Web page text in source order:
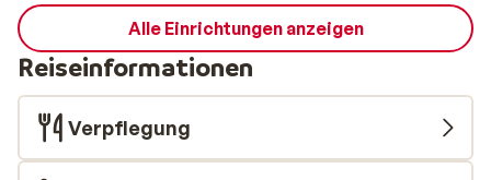
Alle Einrichtungen anzeigen
Reiseinformationen
Verpflegung